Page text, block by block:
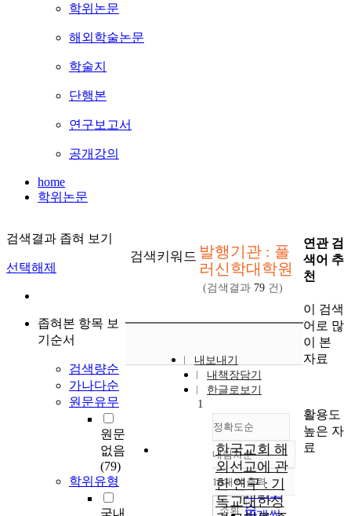
학위논문
해외학술논문
학술지
단행본
연구보고서
공개강의
home
학위논문
검색결과 좁혀 보기
선택해제
좁혀본 항목 보
기순서
검색량순
가나다순
원문유무
원문
없음
(79)
학위유형
검색키워드 발행기관 : 풀
러신학대학원
(검색결과 79 건)
내보내기
내책장담기
한글로보기
정확도순
정확도
순
인기도
순
내림차순
내림차순
10개씩 출력
조회
1
한국교회 해
외선교에 관
한 연구 : 기
독교대한성
연관 검
색어 추
천
이 검색
어로 많
이 본
자료
활용도
높은 자
료